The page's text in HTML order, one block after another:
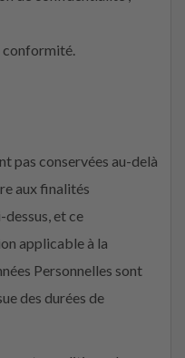
conformité.
pas conservées au-delà
aux finalités
dessus, et ce
applicable à la
Personnelles sont
des durées de